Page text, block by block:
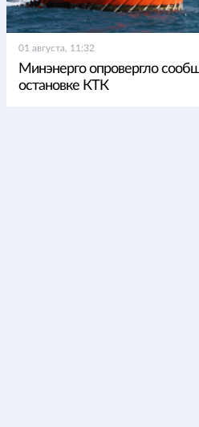
01 августа, 11:32
Минэнерго опровергло
остановке КТК